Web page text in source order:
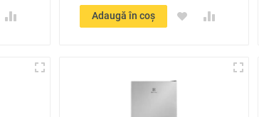
Adaugă în coș